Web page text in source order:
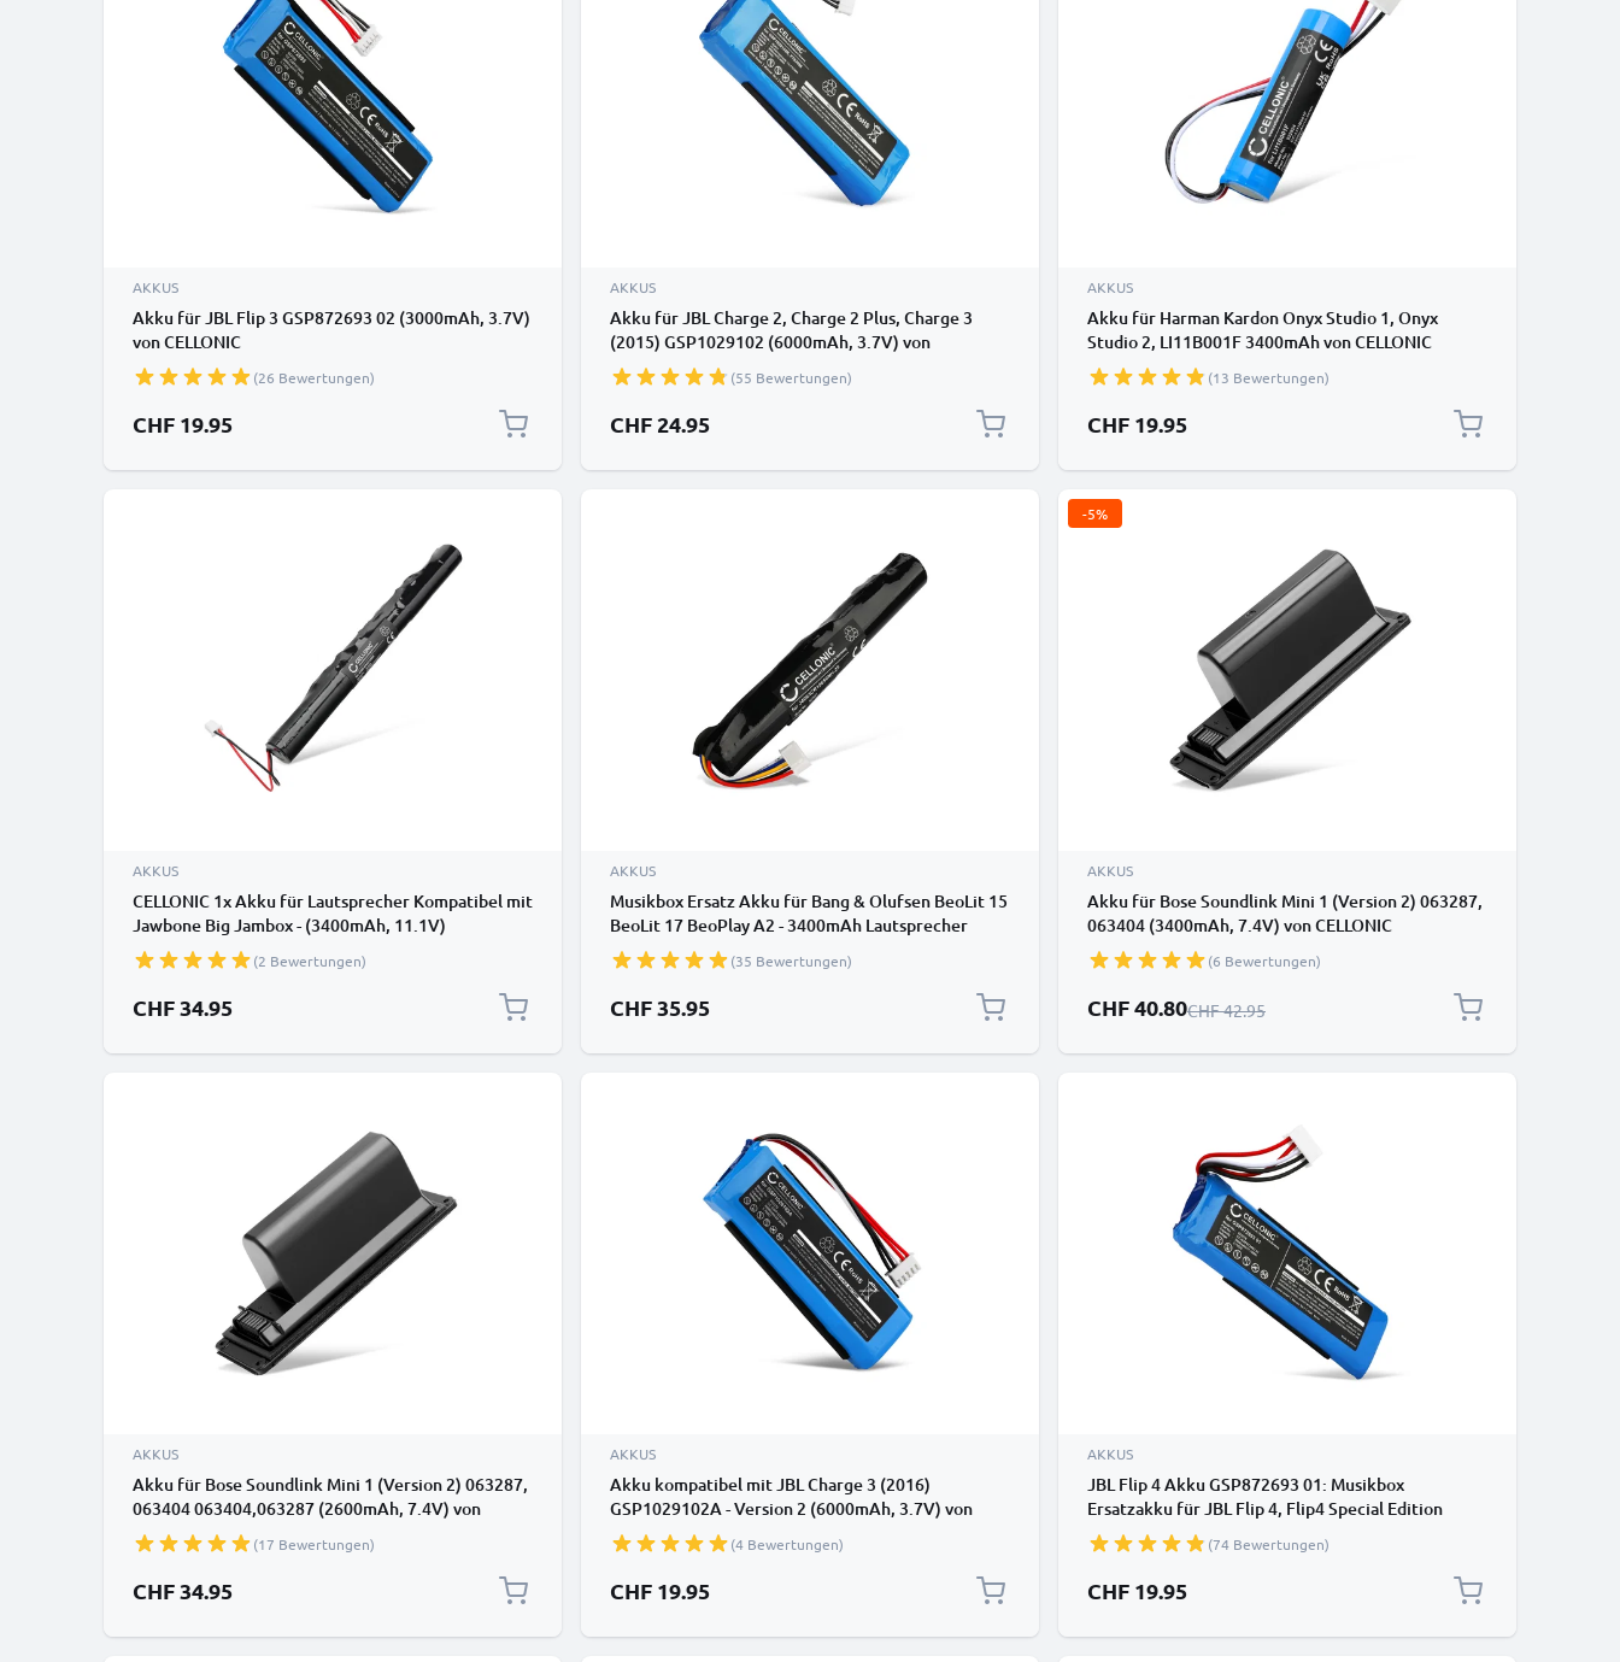
AKKUS
Akku für JBL Flip 3 GSP872693 02 (3000mAh, 3.7V)
von CELLONIC
(26 Bewertungen)
CHF 19.95
AKKUS
Akku für JBL Charge 2, Charge 2 Plus, Charge 3
(2015) GSP1029102 (6000mAh, 3.7V) von
CELLONIC
(55 Bewertungen)
CHF 24.95
AKKUS
Akku für Harman Kardon Onyx Studio 1, Onyx
Studio 2, LI11B001F 3400mAh von CELLONIC
(13 Bewertungen)
CHF 19.95
AKKUS
CELLONIC 1x Akku für Lautsprecher Kompatibel mit
Jawbone Big Jambox - (3400mAh, 11.1V)
(2 Bewertungen)
CHF 34.95
AKKUS
Musikbox Ersatz Akku für Bang & Olufsen BeoLit 15
BeoLit 17 BeoPlay A2 - 3400mAh Lautsprecher
Ersatzakku J406/ICR18650NH-2S Soundbox
Batterie
(35 Bewertungen)
CHF 35.95
-5%
AKKUS
Akku für Bose Soundlink Mini 1 (Version 2) 063287,
063404 (3400mAh, 7.4V) von CELLONIC
(6 Bewertungen)
Sonderpreis
CHF 40.80Regulärer Preis
CHF 42.95
AKKUS
Akku für Bose Soundlink Mini 1 (Version 2) 063287,
063404 063404,063287 (2600mAh, 7.4V) von
CELLONIC
(17 Bewertungen)
CHF 34.95
AKKUS
Akku kompatibel mit JBL Charge 3 (2016)
GSP1029102A - Version 2 (6000mAh, 3.7V) von
CELLONIC
(4 Bewertungen)
CHF 19.95
AKKUS
JBL Flip 4 Akku GSP872693 01: Musikbox
Ersatzakku für JBL Flip 4, Flip4 Special Edition
Lautsprecher - 3000mAh Soundbox Ersatzteile
Batterie JBL GSP872693 01
(74 Bewertungen)
CHF 19.95